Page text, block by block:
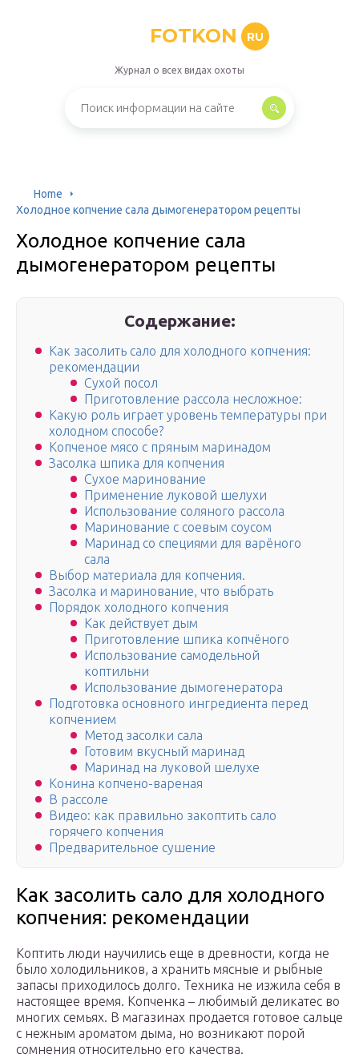
FOTKON RU
Журнал о всех видах охоты
Home
Холодное копчение сала дымогенератором рецепты
Холодное копчение сала
дымогенератором рецепты
Содержание:
Как засолить сало для холодного копчения:
рекомендации
Сухой посол
Приготовление рассола несложное:
Какую роль играет уровень температуры при
холодном способе?
Копченое мясо с пряным маринадом
Засолка шпика для копчения
Сухое маринование
Применение луковой шелухи
Использование соляного рассола
Маринование с соевым соусом
Маринад со специями для варёного
сала
Выбор материала для копчения.
Засолка и маринование, что выбрать
Порядок холодного копчения
Как действует дым
Приготовление шпика копчёного
Использование самодельной
коптильни
Использование дымогенератора
Подготовка основного ингредиента перед
копчением
Метод засолки сала
Готовим вкусный маринад
Маринад на луковой шелухе
Конина копчено-вареная
В рассоле
Видео: как правильно закоптить сало
горячего копчения
Предварительное сушение
Как засолить сало для холодного
копчения: рекомендации
Коптить люди научились еще в древности, когда не
было холодильников, а хранить мясные и рыбные
запасы приходилось долго. Техника не изжила себя в
настоящее время. Копченка – любимый деликатес во
многих семьях. В магазинах продается готовое сальце
с нежным ароматом дыма, но возникают порой
сомнения относительно его качества.